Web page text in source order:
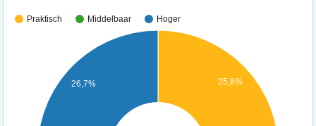
Praktisch Middelbaar Hoger
25,8%
26,7%